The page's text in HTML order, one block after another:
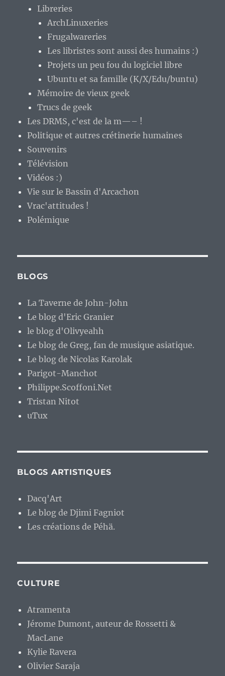
Libreries
ArchLinuxeries
Frugalwareries
Les libristes sont aussi des humains :)
Projets un peu fou du logiciel libre
Ubuntu et sa famille (K/X/Edu/buntu)
Mémoire de vieux geek
Trucs de geek
Les DRMS, c'est de la m—– !
Politique et autres crétinerie humaines
Souvenirs
Télévision
Vidéos :)
Vie sur le Bassin d'Arcachon
Vrac'attitudes !
Polémique
BLOGS
La Taverne de John-John
Le blog d'Eric Granier
le blog d'Olivyeahh
Le blog de Greg, fan de musique asiatique.
Le blog de Nicolas Karolak
Parigot-Manchot
Philippe.Scoffoni.Net
Tristan Nitot
uTux
BLOGS ARTISTIQUES
Dacq'Art
Le blog de Djimi Fagniot
Les créations de Péhä.
CULTURE
Atramenta
Jérome Dumont, auteur de Rossetti &
MacLane
Kylie Ravera
Olivier Saraja